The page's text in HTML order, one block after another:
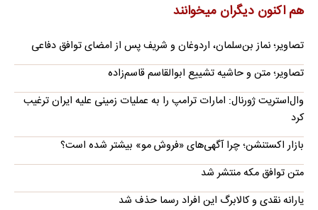
هم اکنون دیگران میخوانند
تصاویر؛ نماز بن‌سلمان، اردوغان و شریف پس از امضای توافق دفاعی
تصاویر؛ متن و حاشیه تشییع ابوالقاسم قاسم‌زاده
وال‌استریت ژورنال: امارات ترامپ را به عملیات زمینی علیه ایران ترغیب
کرد
بازار اکستنشن؛ چرا آگهی‌های «فروش مو» بیشتر شده است؟
متن توافق مکه منتشر شد
یارانه نقدی و کالابرگ این افراد رسما حذف شد